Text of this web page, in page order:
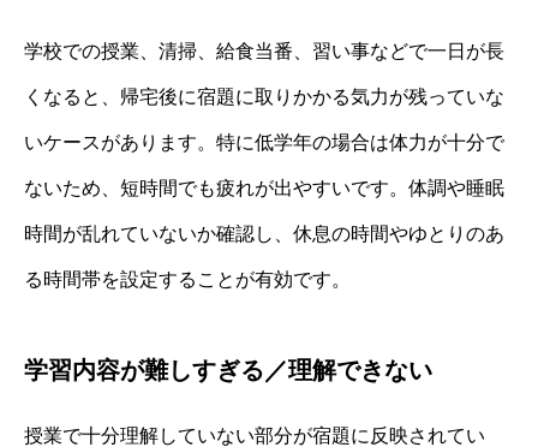
学校での授業、清掃、給食当番、習い事などで一日が長
くなると、帰宅後に宿題に取りかかる気力が残っていな
いケースがあります。特に低学年の場合は体力が十分で
ないため、短時間でも疲れが出やすいです。体調や睡眠
時間が乱れていないか確認し、休息の時間やゆとりのあ
る時間帯を設定することが有効です。
学習内容が難しすぎる／理解できない
授業で十分理解していない部分が宿題に反映されてい